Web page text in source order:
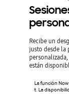
Recibe un
justo desde
están
La función
t. La